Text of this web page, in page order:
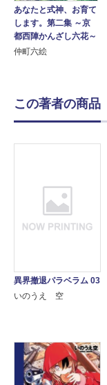
あなたと式神、お育て
します。第二集 ～京
都西陣かんざし六花～
仲町六絵
この著者の商品
異界撤退パラベラム 03
いのうえ 空